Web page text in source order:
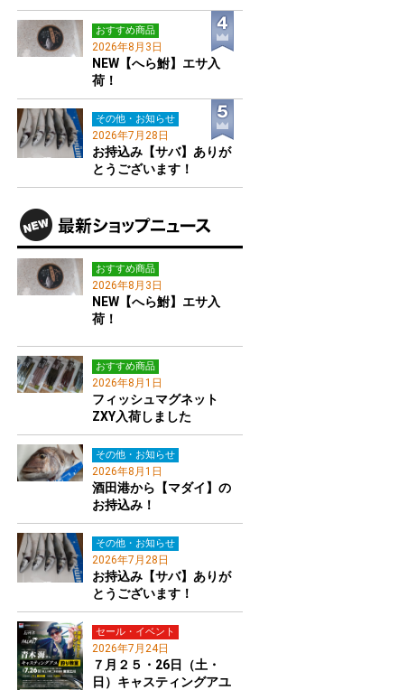
おすすめ商品
2026年8月3日
NEW【へら鮒】エサ入
荷！
その他・お知らせ
2026年7月28日
お持込み【サバ】ありが
とうございます！
おすすめ商品
2026年8月3日
NEW【へら鮒】エサ入
荷！
おすすめ商品
2026年8月1日
フィッシュマグネット
ZXY入荷しました
その他・お知らせ
2026年8月1日
酒田港から【マダイ】の
お持込み！
その他・お知らせ
2026年7月28日
お持込み【サバ】ありが
とうございます！
セール・イベント
2026年7月24日
７月２５・26日（土・
日）キャスティングアユ